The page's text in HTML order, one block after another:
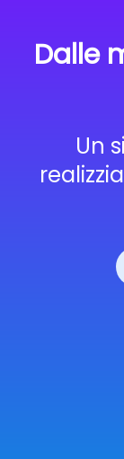
Dalle
Un